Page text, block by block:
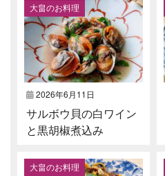
大畠のお料理
2026年6月11日
サルボウ貝の白ワイン
と黒胡椒煮込み⁡
大畠のお料理